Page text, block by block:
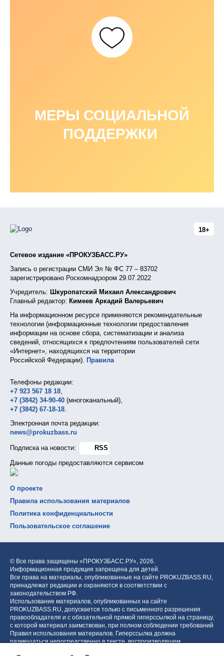
МЕРЫ СОЦИАЛЬНОЙ
ПОДДЕРЖКИ
18+
Сетевое издание «ПРОКУЗБАСС.РУ»
Запись о регистрации СМИ Эл № ФС 77 – 83702
зарегистрировано Роскомнадзором 29.07.2022
Учредитель: Шкуропатский Михаил Александрович
Главный редактор: Кимеев Аркадий Валерьевич
На информационном ресурсе применяются рекомендательные
технологии (информационные технологии предоставления
информации на основе сбора, систематизации и анализа
сведений, относящихся к предпочтениям пользователей сети
«Интернет», находящихся на территории
Российской Федерации).
Правила
Телефоны редакции:
+7 923 567 18 18
+7 (3842) 34-90-40 (многоканальный),
+7 (3842) 67-18-18
Электронная почта редакции:
news@prokuzbass.ru
Подписка на новости:
RSS
Данные погоды предоставляются сервисом
О проекте
Правила использования материалов
Политика конфиденциальности
Пользовательское соглашение
© Все права защищены «ПРОКУЗБАСС.РУ», 2026.
Информационная продукция запрещена для детей.
Все права на материалы, опубликованные на сайте PROKUZBASS.RU,
принадлежат редакции и охраняются в соответствии с
законодательством РФ.
Использование материалов, опубликованных на сайте
PROKUZBASS.RU, допускается только с письменного разрешения
правообладателя и с обязательной прямой гиперссылкой на страницу,
с которой материал заимствован, при полном соблюдении требований
Правил использования материалов. Гиперссылка должна
размещаться непосредственно в тексте, воспроизводящем